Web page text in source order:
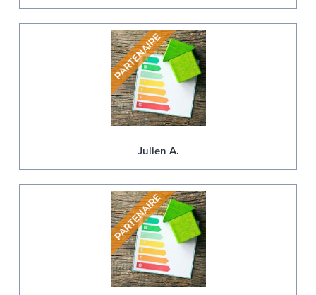
Julien A.